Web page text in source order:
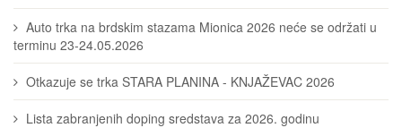
Auto trka na brdskim stazama Mionica 2026 neće se održati u
terminu 23-24.05.2026
Otkazuje se trka STARA PLANINA - KNJAŽEVAC 2026
Lista zabranjenih doping sredstava za 2026. godinu